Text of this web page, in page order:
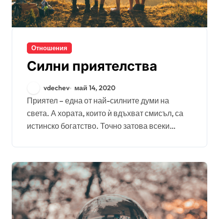
Отношения
Силни приятелства
vdechev май 14, 2020
Приятел – една от най-силните думи на
света. А хората, които ѝ вдъхват смисъл, са
истинско богатство. Точно затова всеки…